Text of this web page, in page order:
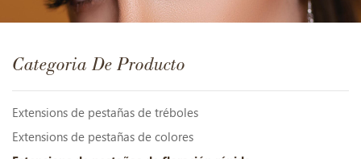
Categoria De Producto
Extensions de pestañas de tréboles
Extensions de pestañas de colores